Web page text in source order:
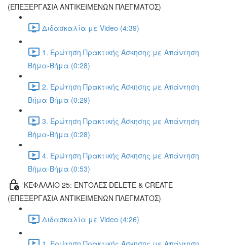
(ΕΠΕΞΕΡΓΑΣΙΑ ΑΝΤΙΚΕΙΜΕΝΩΝ ΠΛΕΓΜΑΤΟΣ)
Διδασκαλία με Video (4:39)
1. Ερώτηση Πρακτικής Άσκησης με Απάντηση
Βήμα-Βήμα (0:28)
2. Ερώτηση Πρακτικής Άσκησης με Απάντηση
Βήμα-Βήμα (0:29)
3. Ερώτηση Πρακτικής Άσκησης με Απάντηση
Βήμα-Βήμα (0:28)
4. Ερώτηση Πρακτικής Άσκησης με Απάντηση
Βήμα-Βήμα (0:53)
ΚΕΦΑΛΑΙΟ 25: ΕΝΤΟΛΕΣ DELETE & CREATE
(ΕΠΕΞΕΡΓΑΣΙΑ ΑΝΤΙΚΕΙΜΕΝΩΝ ΠΛΕΓΜΑΤΟΣ)
Διδασκαλία με Video (4:26)